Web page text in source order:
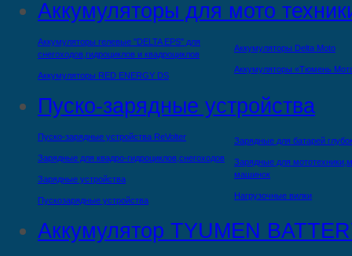
Аккумуляторы для мото
Аккумуляторы гелевые "DELTA EPS" для
снегоходов,гидроциклов и квадроциклов
Аккумуляторы RED ENERGY DS
Аккумуляторы Delta Moto
Аккумуляторы «Тюмень
Пуско-зарядные устройства
Пуско-зарядные устройства ReVolter
Зарядные для квадро-гидроциклов,снегоходов
Зарядные устройства
Пускозарядные устройства
Зарядные для батарей
Зарядные для
машинок
Нагрузочные вилки
Аккумулятор TYUMEN